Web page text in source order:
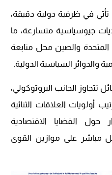
تأتي في ظرفية دولية دقيقة،
جيوسياسية متسارعة، ما
المتحدة والصين محل متابعة
والدوائر السياسية الدولية.
تتجاوز الجانب البروتوكولي،
أولويات العلاقات الثنائية
حول القضايا الاقتصادية
مباشر على موازين القوى